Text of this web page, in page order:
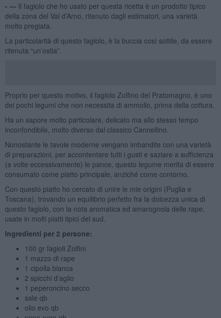
- — Il fagiolo che ho usato per questa ricetta è un prodotto tipico
della zona del Val d’Arno, ritenuto dagli estimatori, una varietà
molto pregiata.
La particolarità di questo fagiolo, è la buccia così sottile, da essere
ritenuta “un’ostia”.
Proprio per questo motivo, il fagiolo Zolfino del Pratomagno, è uno
dei pochi legumi che non necessita di ammollo, prima della cottura.
Ha un sapore molto particolare, delicato ma allo stesso tempo
inconfondibile, molto diverso dal classico Cannellino.
Nonostante le tavole moderne vengano imbandite con una varietà
di preparazioni, per accontentare tutti i gusti e saziare a sufficienza
(a volte eccessivamente) le pance, questo legume merita di essere
consumato come piatto principale, anziché come contorno.
Con questo piatto ho cercato di unire le mie origini (Puglia e
Toscana), trovando un equilibrio perfetto fra la dolcezza unica di
questo fagiolo, con la nota aromatica ed amarognola delle rape,
usate in molti piatti tipici del sud.
Ingredienti per 2 persone:
100 gr fagioli Zolfini
1 mazzo di rape
1 cipolla bianca
2 spicchi d'aglio
1 peperoncino secco
sale qb
olio evo qb